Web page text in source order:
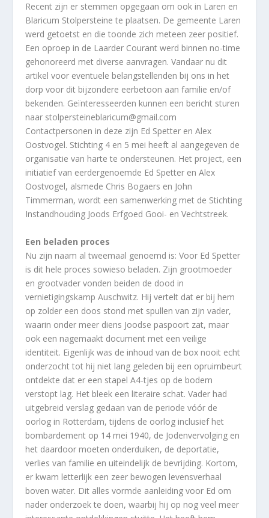
Recent zijn er stemmen opgegaan om ook in Laren en
Blaricum Stolpersteine te plaatsen. De gemeente Laren
werd getoetst en die toonde zich meteen zeer positief.
Een oproep in de Laarder Courant werd binnen no-time
gehonoreerd met diverse aanvragen. Vandaar nu dit
artikel voor eventuele belangstellenden bij ons in het
dorp voor dit bijzondere eerbetoon aan familie en/of
bekenden. Geïnteresseerden kunnen een bericht sturen
naar stolpersteineblaricum@gmail.com
Contactpersonen in deze zijn Ed Spetter en Alex
Oostvogel. Stichting 4 en 5 mei heeft al aangegeven de
organisatie van harte te ondersteunen. Het project, een
initiatief van eerdergenoemde Ed Spetter en Alex
Oostvogel, alsmede Chris Bogaers en John
Timmerman, wordt een samenwerking met de Stichting
Instandhouding Joods Erfgoed Gooi- en Vechtstreek.
Een beladen proces
Nu zijn naam al tweemaal genoemd is: Voor Ed Spetter
is dit hele proces sowieso beladen. Zijn grootmoeder
en grootvader vonden beiden de dood in
vernietigingskamp Auschwitz. Hij vertelt dat er bij hem
op zolder een doos stond met spullen van zijn vader,
waarin onder meer diens Joodse paspoort zat, maar
ook een nagemaakt document met een veilige
identiteit. Eigenlijk was de inhoud van de box nooit echt
onderzocht tot hij niet lang geleden bij een opruimbeurt
ontdekte dat er een stapel A4-tjes op de bodem
verstopt lag. Het bleek een literaire schat. Vader had
uitgebreid verslag gedaan van de periode vóór de
oorlog in Rotterdam, tijdens de oorlog inclusief het
bombardement op 14 mei 1940, de Jodenvervolging en
het daardoor moeten onderduiken, de deportatie,
verlies van familie en uiteindelijk de bevrijding. Kortom,
er kwam letterlijk een zeer bewogen levensverhaal
boven water. Dit alles vormde aanleiding voor Ed om
nader onderzoek te doen, waarbij hij op nog veel meer